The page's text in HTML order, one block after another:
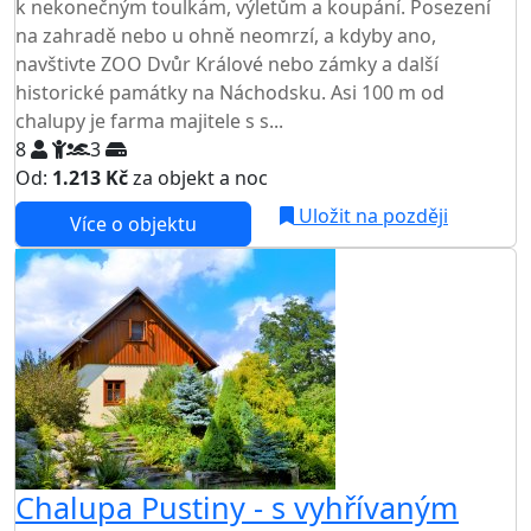
k nekonečným toulkám, výletům a koupání. Posezení
na zahradě nebo u ohně neomrzí, a kdyby ano,
navštivte ZOO Dvůr Králové nebo zámky a další
historické památky na Náchodsku. Asi 100 m od
chalupy je farma majitele s s...
8
3
Od: 1.213 Kčza objekt a noc
Více o objektu
Uložit na později
Chalupa Pustiny - s vyhřívaným